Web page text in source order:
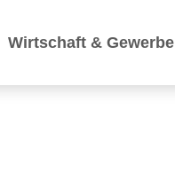
Wirtschaft & Gewerbe